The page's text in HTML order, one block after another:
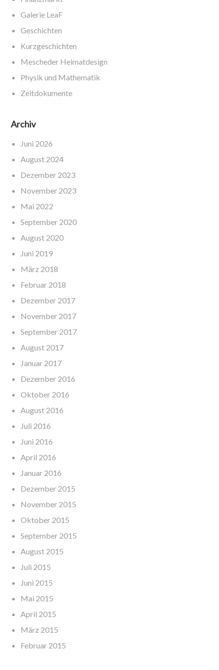
Galerie LeaF
Geschichten
Kurzgeschichten
Mescheder Heimatdesign
Physik und Mathematik
Zeitdokumente
Archiv
Juni 2026
August 2024
Dezember 2023
November 2023
Mai 2022
September 2020
August 2020
Juni 2019
März 2018
Februar 2018
Dezember 2017
November 2017
September 2017
August 2017
Januar 2017
Dezember 2016
Oktober 2016
August 2016
Juli 2016
Juni 2016
April 2016
Januar 2016
Dezember 2015
November 2015
Oktober 2015
September 2015
August 2015
Juli 2015
Juni 2015
Mai 2015
April 2015
März 2015
Februar 2015